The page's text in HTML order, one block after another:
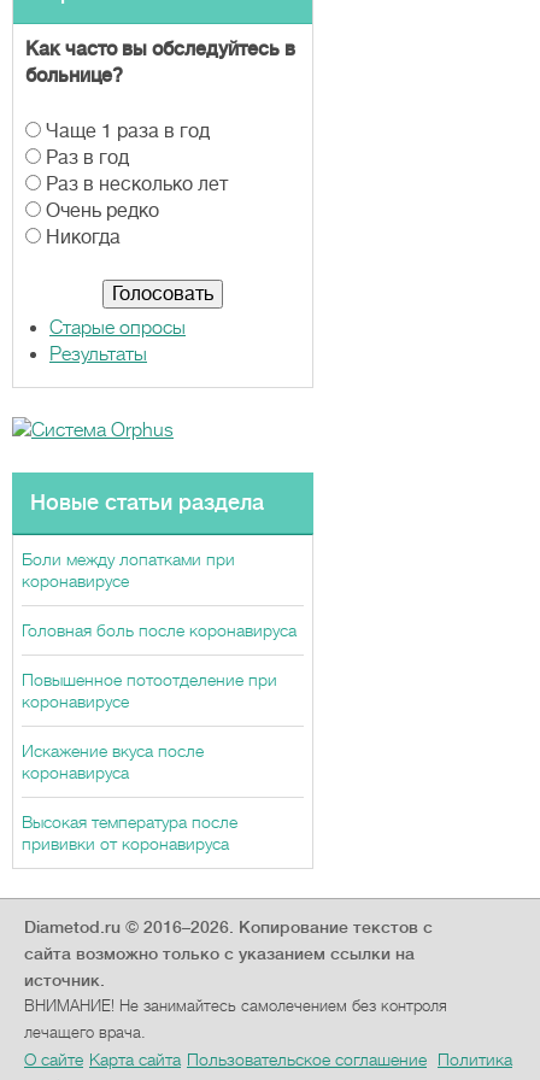
Как часто вы обследуйтесь в
больнице?
В
а
р
и
а
Чаще 1 раза в год
Раз в год
Раз в несколько лет
Очень редко
Никогда
Старые опросы
Результаты
Новые статьи раздела
Боли между лопатками при
коронавирусе
Головная боль после коронавируса
Повышенное потоотделение при
коронавирусе
Искажение вкуса после
коронавируса
Высокая температура после
прививки от коронавируса
Diametod.ru © 2016–2026. Копирование текстов с
сайта возможно только с указанием ссылки на
источник.
ВНИМАНИЕ! Не занимайтесь самолечением без контроля
лечащего врача.
О сайте Карта сайта Пользовательское соглашение
Политика